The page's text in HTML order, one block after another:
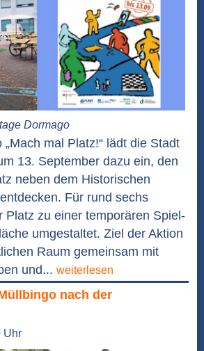
Dormago
mal Platz!“ lädt die Stadt
13. September dazu ein, den
neben dem Historischen
Für rund sechs
Platz zu einer temporären Spiel-
umgestaltet. Ziel der Aktion
Raum gemeinsam mit
und... weiterlesen
nach der
Uhr